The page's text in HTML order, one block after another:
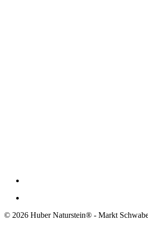
© 2026 Huber Naturstein® - Markt